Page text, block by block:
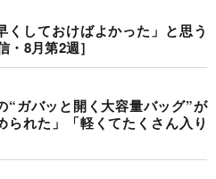
くしておけばよかった」と思う
8月第2週］
“ガバッと開く大容量バッグ”が
られた」「軽くてたくさん入り